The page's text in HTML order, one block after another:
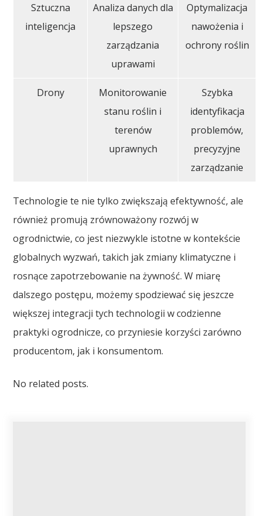
Sztuczna
inteligencja
Analiza danych dla
lepszego
zarządzania
uprawami
Optymalizacja
nawożenia i
ochrony roślin
Drony
Monitorowanie
stanu roślin i
terenów
uprawnych
Szybka
identyfikacja
problemów,
precyzyjne
zarządzanie
Technologie te nie tylko zwiększają efektywność, ale
również promują zrównoważony rozwój w
ogrodnictwie, co jest niezwykle istotne w kontekście
globalnych wyzwań, takich jak zmiany klimatyczne i
rosnące zapotrzebowanie na żywność. W miarę
dalszego postępu, możemy spodziewać się jeszcze
większej integracji tych technologii w codzienne
praktyki ogrodnicze, co przyniesie korzyści zarówno
producentom, jak i konsumentom.
No related posts.